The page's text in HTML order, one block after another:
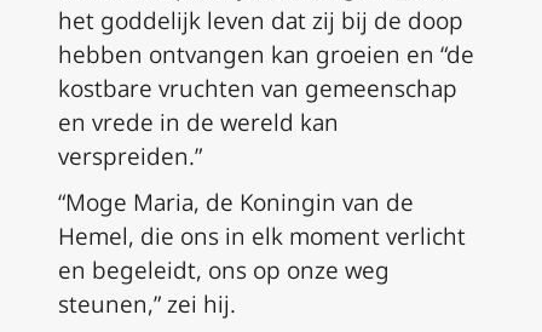
het goddelijk leven dat zij bij de doop
hebben ontvangen kan groeien en “de
kostbare vruchten van gemeenschap
en vrede in de wereld kan
verspreiden.”
“Moge Maria, de Koningin van de
Hemel, die ons in elk moment verlicht
en begeleidt, ons op onze weg
steunen,” zei hij.